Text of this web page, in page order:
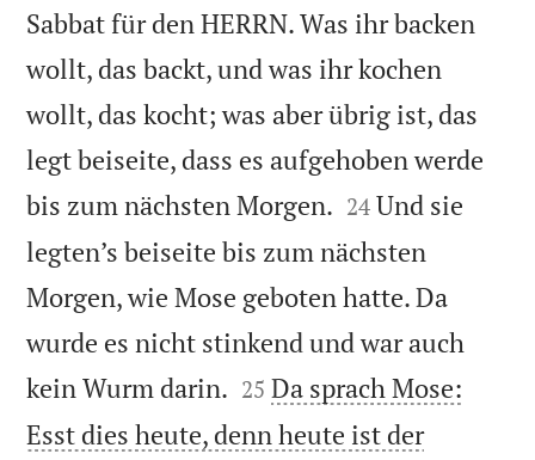
Sabbat für den HERRN. Was ihr backen
wollt, das backt, und was ihr kochen
wollt, das kocht; was aber übrig ist, das
legt beiseite, dass es aufgehoben werde
bis zum nächsten Morgen. 

24 Und sie
legten’s beiseite bis zum nächsten
Morgen, wie Mose geboten hatte. Da
wurde es nicht stinkend und war auch
kein Wurm darin. 

25 Da sprach Mose:
Esst dies heute, denn heute ist der